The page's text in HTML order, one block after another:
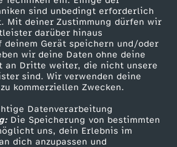
sind unbedingt erforderlich
Mit deiner Zustimmung dürfen wir
darüber hinaus
deinem Gerät speichern und/oder
wir deine Daten ohne deine
an Dritte weiter, die nicht unsere
sind. Wir verwenden deine
kommerziellen Zwecken.
Datenverarbeitung
Die Speicherung von bestimmten
uns, dein Erlebnis im
dich anzupassen und
Service
ZDFmitreden
Kontakt zum ZDF
Tickets
Zuschauerservice
Hilfe